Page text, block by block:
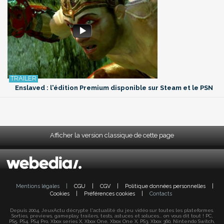
Enslaved : l'édition Premium disponible sur Steam et le PSN
Afficher la version classique de cette page
Mentions légales CGU CGV Politique données personnelles
Cookies
Préférences cookies Contacts
Depuis 2004, JeuxActu décrypte l'actualité du jeu vidéo sur toutes les plateformes.
Sorties, previews, gameplay, trailers, tests, astuces et soluces... on vous dit tout ! PC,
PS5, PS4, PS4 Pro, Xbox series X, Xbox One, Xbox One X, PS3, Xbox 360, Nintendo Switch,